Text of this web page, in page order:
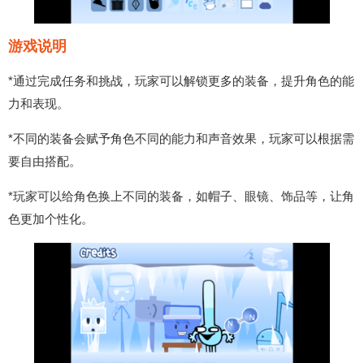
游戏说明
*通过完成任务和挑战，玩家可以解锁更多的装备，提升角色的能
力和表现。
*不同的装备会赋予角色不同的能力和声音效果，玩家可以根据需
要自由搭配。
*玩家可以给角色换上不同的装备，如帽子、眼镜、饰品等，让角
色更加个性化。